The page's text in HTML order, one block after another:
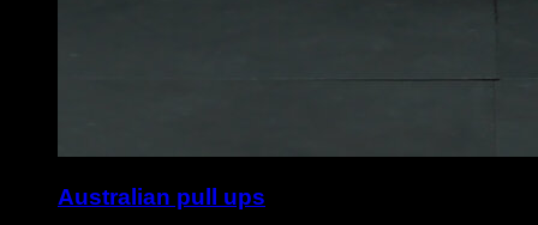
Australian pull ups